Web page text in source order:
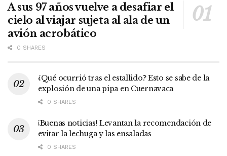
A sus 97 años vuelve a desafiar el
cielo al viajar sujeta al ala de un
avión acrobático
0 SHARES
¿Qué ocurrió tras el estallido? Esto se sabe de la
explosión de una pipa en Cuernavaca
0 SHARES
¡Buenas noticias! Levantan la recomendación de
evitar la lechuga y las ensaladas
0 SHARES